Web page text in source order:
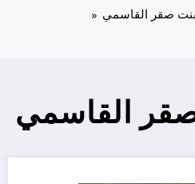
صقر القاسمي
القاسمي